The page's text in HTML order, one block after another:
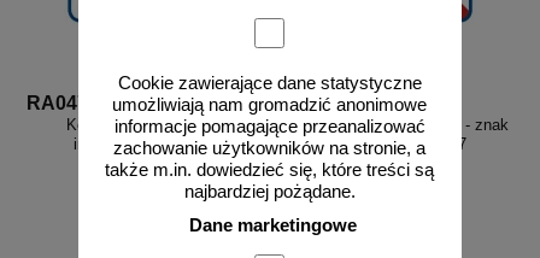
Cookie zawierające dane statystyczne
umożliwiają nam gromadzić anonimowe
informacje pomagające przeanalizować
zachowanie użytkowników na stronie, a
także m.in. dowiedzieć się, które treści są
najbardziej pożądane.
Dane marketingowe
RA047
Kosz na odpadki - znak
informacyjny - RA047
RA507
Zakaz wprowadzania psów - znak
informacyjny - RA507